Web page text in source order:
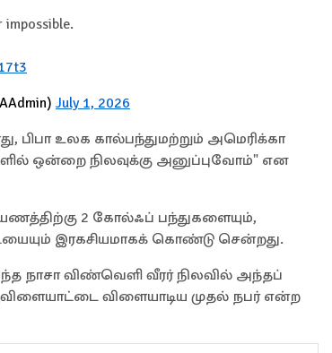
impossible.
July 1, 2026
உலக கால்பந்துமற்றும் அமெரிக்கா
ஒன்றை நிலவுக்கு அனுப்புவோம்" என
2 கோல்ஃப் பந்துகளையும்,
இரகசியமாகக் கொண்டு சென்றது.
நாசா விண்வெளி வீரர் நிலவில் அந்தப்
விளையாடிய முதல் நபர் என்ற